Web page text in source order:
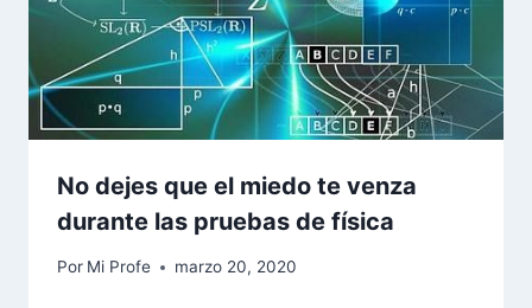
No dejes que el miedo te venza
durante las pruebas de física
Por Mi Profe marzo 20, 2020